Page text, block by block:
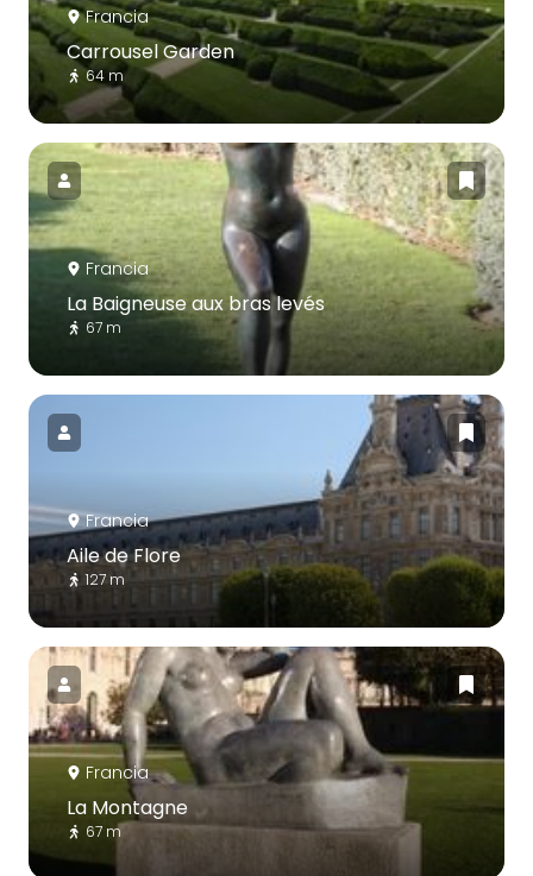
Francia
Carrousel Garden
64 m
Francia
La Baigneuse aux bras levés
67 m
Francia
Aile de Flore
127 m
Francia
La Montagne
67 m